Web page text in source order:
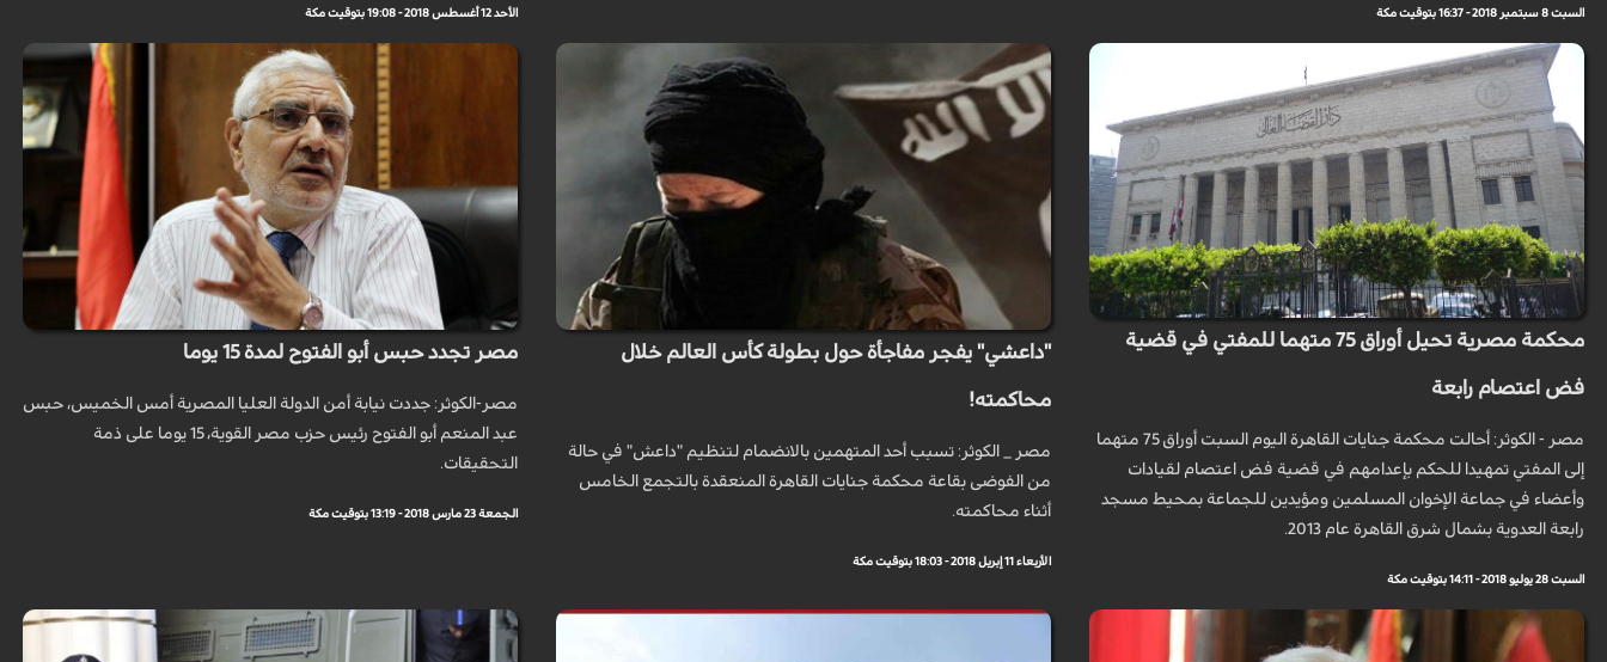
السبت 8 سبتمبر 2018 - 16:37 بتوقيت مكة الأحد 12 أغسطس 2018 - 19:08 بتوقيت مكة
محكمة مصرية تحيل أوراق 75 متهما للمفتي في قضية
فض اعتصام رابعة
مصر - الكوثر: أحالت محكمة جنايات القاهرة اليوم السبت أوراق 75 متهما
إلى المفتي تمهيدا للحكم بإعدامهم في قضية فض اعتصام لقيادات
وأعضاء في جماعة الإخوان المسلمين ومؤيدين للجماعة بمحيط مسجد
رابعة العدوية بشمال شرق القاهرة عام 2013.
السبت 28 يوليو 2018 - 14:11 بتوقيت مكة
"داعشي" يفجر مفاجأة حول بطولة كأس العالم خلال
محاكمته!
مصر _ الكوثر: تسبب أحد المتهمين بالانضمام لتنظيم "داعش" في حالة
من الفوضى بقاعة محكمة جنايات القاهرة المنعقدة بالتجمع الخامس
أثناء محاكمته.
الأربعاء 11 إبريل 2018 - 18:03 بتوقيت مكة
مصر تجدد حبس أبو الفتوح لمدة 15 يوما
مصر-الكوثر: جددت نيابة أمن الدولة العليا المصرية أمس الخميس، حبس
عبد المنعم أبو الفتوح رئيس حزب مصر القوية، 15 يوما على ذمة
التحقيقات.
الجمعة 23 مارس 2018 - 13:19 بتوقيت مكة